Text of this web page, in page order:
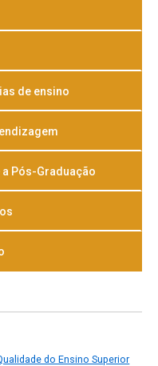
de ensino
a Pós-Graduação
do Ensino Superior